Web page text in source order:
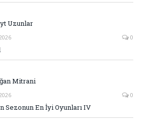
Uzunlar
0
Mitrani
0
Sezonun En İyi Oyunları IV